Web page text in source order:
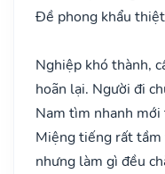
Đề phong khẩu
Nghiệp khó thành,
hoãn lại. Người đi
Nam tìm nhanh mới
Miệng tiếng rất
nhưng làm gì đều